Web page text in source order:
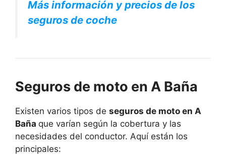
Más información y precios de los
seguros de coche
Seguros de moto en A Baña
Existen varios tipos de seguros de moto en A
Baña que varían según la cobertura y las
necesidades del conductor. Aquí están los
principales: